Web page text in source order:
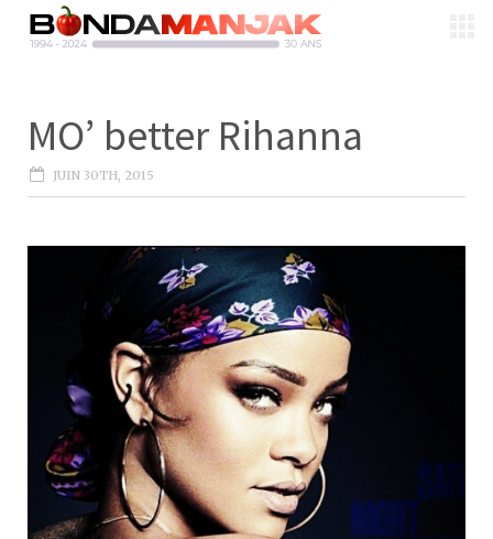
MO’ better Rihanna
JUIN 30TH, 2015